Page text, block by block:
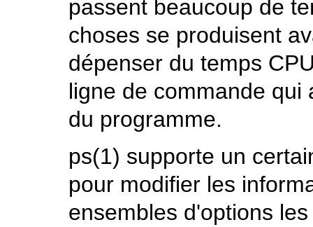
passent beaucoup de
choses se produisent
dépenser du temps
ligne de commande qui
du programme.
ps(1) supporte un
pour modifier les
ensembles d'options